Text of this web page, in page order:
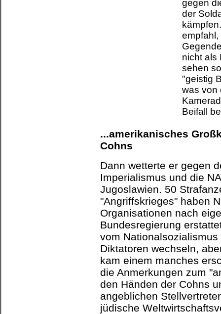
gegen
der
nicht als
sehen
"geistig
was von
Beifall
...amerikanisches
Cohns
Dann wetterte er gegen
Imperialismus und die
Jugoslawien. 50
"Angriffskrieges" haben
Organisationen nach
Bundesregierung
vom
Diktatoren wechseln,
kam einem manches
die Anmerkungen zum
den Händen der Cohns
angeblichen
jüdische